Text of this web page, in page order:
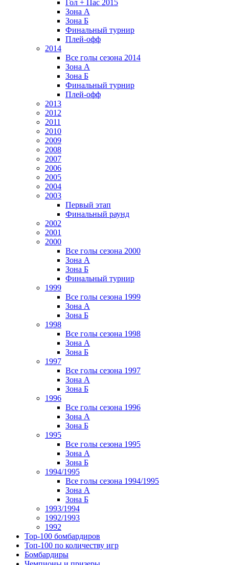
Гол + Пас 2015
Зона А
Зона Б
Финальный турнир
Плей-офф
2014
Все голы сезона 2014
Зона А
Зона Б
Финальный турнир
Плей-офф
2013
2012
2011
2010
2009
2008
2007
2006
2005
2004
2003
Первый этап
Финальный раунд
2002
2001
2000
Все голы сезона 2000
Зона А
Зона Б
Финальный турнир
1999
Все голы сезона 1999
Зона А
Зона Б
1998
Все голы сезона 1998
Зона А
Зона Б
1997
Все голы сезона 1997
Зона А
Зона Б
1996
Все голы сезона 1996
Зона А
Зона Б
1995
Все голы сезона 1995
Зона А
Зона Б
1994/1995
Все голы сезона 1994/1995
Зона А
Зона Б
1993/1994
1992/1993
1992
Top-100 бомбардиров
Топ-100 по количеству игр
Бомбардиры